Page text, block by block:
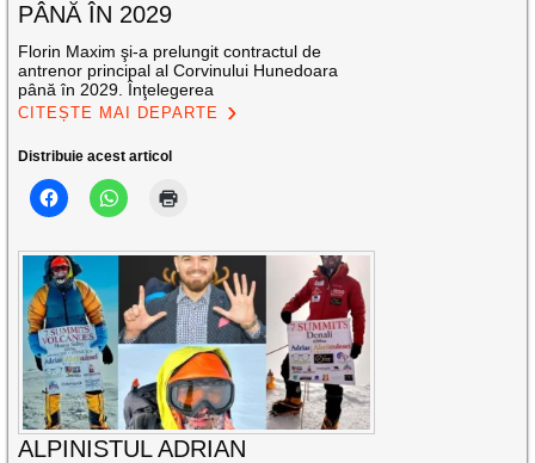
PÂNĂ ÎN 2029
Florin Maxim şi-a prelungit contractul de
antrenor principal al Corvinului Hunedoara
până în 2029. Înţelegerea
CITEȘTE MAI DEPARTE
Distribuie acest articol
ALPINISTUL ADRIAN